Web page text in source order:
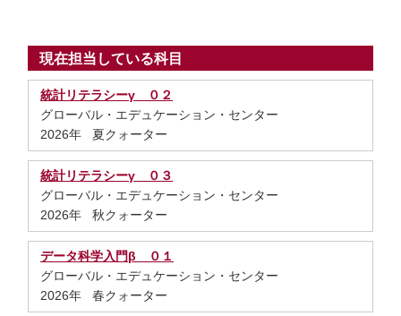
現在担当している科目
統計リテラシーγ ０２
グローバル・エデュケーション・センター
2026年 夏クォーター
統計リテラシーγ ０３
グローバル・エデュケーション・センター
2026年 秋クォーター
データ科学入門β ０１
グローバル・エデュケーション・センター
2026年 春クォーター